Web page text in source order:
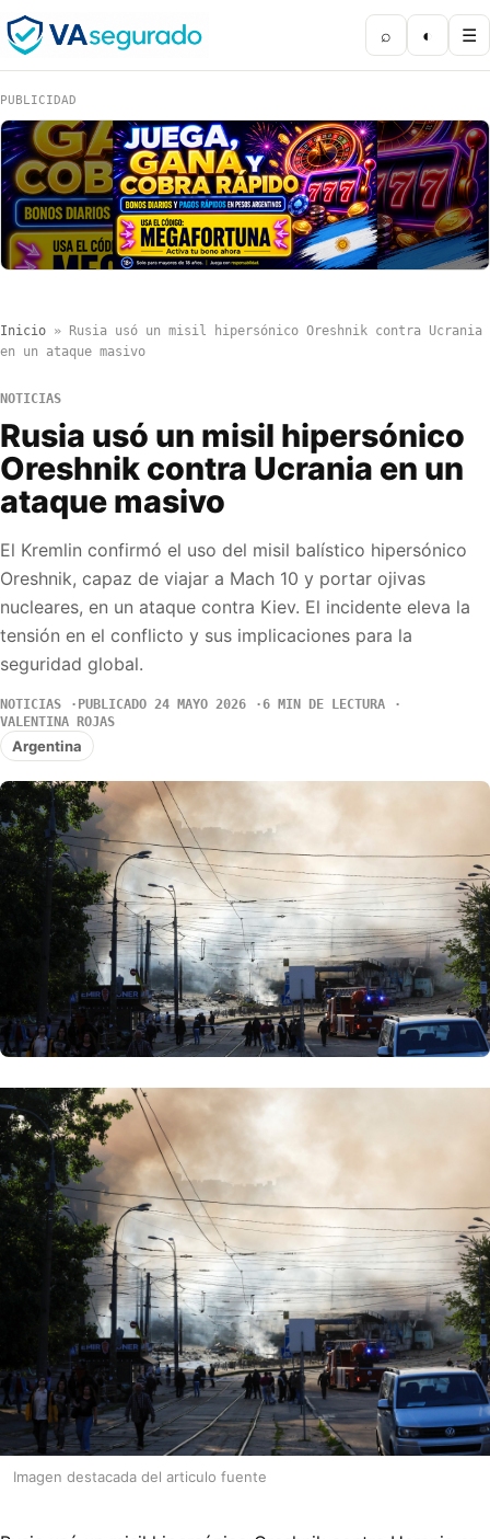
⌕ ◐ ☰
PUBLICIDAD
Inicio »
Rusia usó un misil hipersónico Oreshnik contra Ucrania
en un ataque masivo
NOTICIAS
Rusia usó un misil hipersónico
Oreshnik contra Ucrania en un
ataque masivo
El Kremlin confirmó el uso del misil balístico hipersónico
Oreshnik, capaz de viajar a Mach 10 y portar ojivas
nucleares, en un ataque contra Kiev. El incidente eleva la
tensión en el conflicto y sus implicaciones para la
seguridad global.
NOTICIAS PUBLICADO 24 MAYO 2026
6 MIN DE LECTURA
VALENTINA ROJAS
Argentina
Imagen destacada del articulo fuente